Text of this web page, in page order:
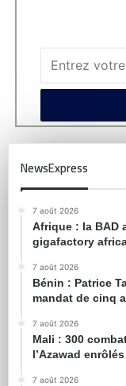
NewsExpress
7 août 2026
Afrique : la BAD
gigafactory
7 août 2026
Bénin : Patrice
mandat de cinq
7 août 2026
Mali : 300
l’Azawad
7 août 2026